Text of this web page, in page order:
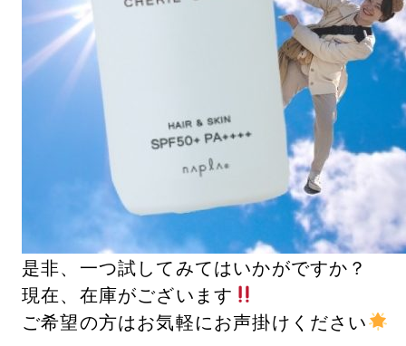
是非、一つ試してみてはいかがですか？
現在、在庫がございます
ご希望の方はお気軽にお声掛けください